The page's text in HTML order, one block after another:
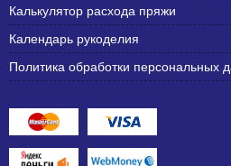
Калькулятор расхода пряжи
Календарь рукоделия
Политика обработки персональных